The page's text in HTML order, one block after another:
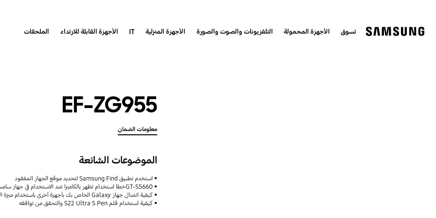
تسوق الأجهزة المحمولة التلفزيونات والصوت والصورة الأجهزة المنزلية IT الأجهزة القابلة للارتداء الملحقات
EF-ZG955
معلومات الضمان
الموضوعات الشائعة
استخدم تطبيق Samsung Find لتحديد موقع الجهاز المفقود
GT-S5660خطا استخدام تظهر بالكاميرا عند الاستخدام في جهاز سامسونج موديل
كيفية اتصال جهاز Galaxy الخاص بك بأجهزة أخرى باستخدام ميزة الأجهزة المتصلة مع دعم Samsung
كيفية استخدام قلم S22 Ultra S Pen والتحقق من توافقه